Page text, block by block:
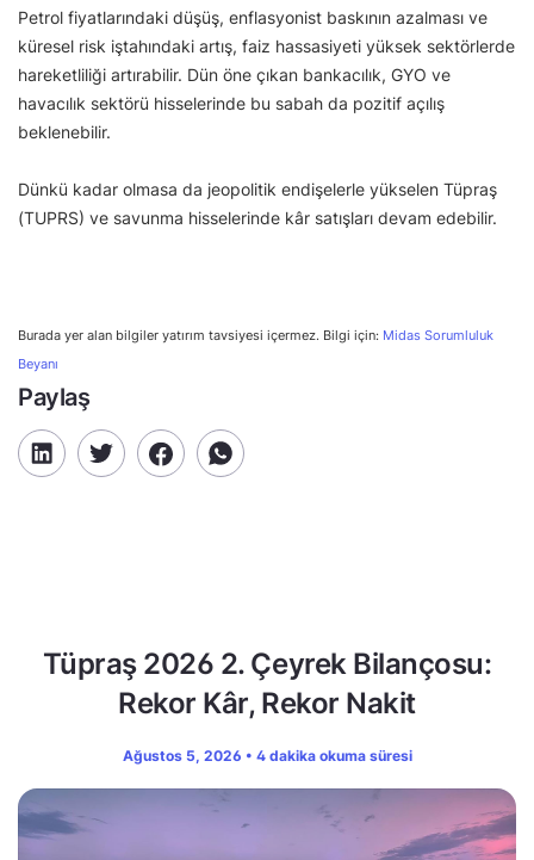
Petrol fiyatlarındaki düşüş, enflasyonist baskının azalması ve
küresel risk iştahındaki artış, faiz hassasiyeti yüksek sektörlerde
hareketliliği artırabilir. Dün öne çıkan bankacılık, GYO ve
havacılık sektörü hisselerinde bu sabah da pozitif açılış
beklenebilir.
Dünkü kadar olmasa da jeopolitik endişelerle yükselen Tüpraş
(TUPRS) ve savunma hisselerinde kâr satışları devam edebilir.
Burada yer alan bilgiler yatırım tavsiyesi içermez. Bilgi için: Midas Sorumluluk
Beyanı
Paylaş
Tüpraş 2026 2. Çeyrek Bilançosu:
Rekor Kâr, Rekor Nakit
Ağustos 5, 2026 • 4 dakika okuma süresi